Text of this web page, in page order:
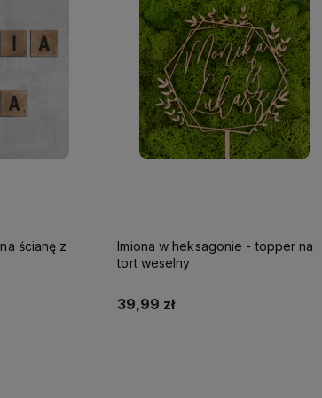
ścianę z
Imiona w heksagonie - topper na
tort weselny
39,99 zł